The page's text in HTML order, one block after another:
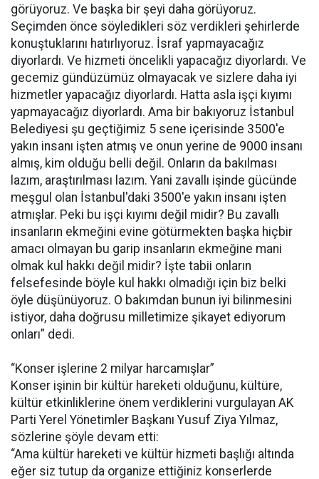
görüyoruz. Ve başka bir şeyi daha görüyoruz.
Seçimden önce söyledikleri söz verdikleri şehirlerde
konuştuklarını hatırlıyoruz. İsraf yapmayacağız
diyorlardı. Ve hizmeti öncelikli yapacağız diyorlardı. Ve
gecemiz gündüzümüz olmayacak ve sizlere daha iyi
hizmetler yapacağız diyorlardı. Hatta asla işçi kıyımı
yapmayacağız diyorlardı. Ama bir bakıyoruz İstanbul
Belediyesi şu geçtiğimiz 5 sene içerisinde 3500'e
yakın insanı işten atmış ve onun yerine de 9000 insanı
almış, kim olduğu belli değil. Onların da bakılması
lazım, araştırılması lazım. Yani zavallı işinde gücünde
meşgul olan İstanbul'daki 3500'e yakın insanı işten
atmışlar. Peki bu işçi kıyımı değil midir? Bu zavallı
insanların ekmeğini evine götürmekten başka hiçbir
amacı olmayan bu garip insanların ekmeğine mani
olmak kul hakkı değil midir? İşte tabii onların
felsefesinde böyle kul hakkı olmadığı için biz belki
öyle düşünüyoruz. O bakımdan bunun iyi bilinmesini
istiyor, daha doğrusu milletimize şikayet ediyorum
onları” dedi.
“Konser işlerine 2 milyar harcamışlar”
Konser işinin bir kültür hareketi olduğunu, kültüre,
kültür etkinliklerine önem verdiklerini vurgulayan AK
Parti Yerel Yönetimler Başkanı Yusuf Ziya Yılmaz,
sözlerine şöyle devam etti:
“Ama kültür hareketi ve kültür hizmeti başlığı altında
eğer siz tutup da organize ettiğiniz konserlerde